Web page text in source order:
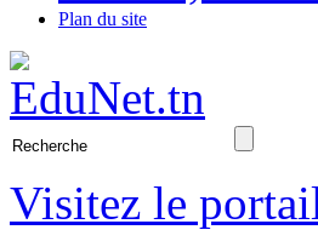
Plan du site
Visitez le